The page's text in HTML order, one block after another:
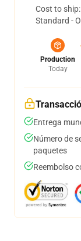
Cost to ship:
Standard -
Production
Today
Entrega
Número de
paquetes
Reembolso